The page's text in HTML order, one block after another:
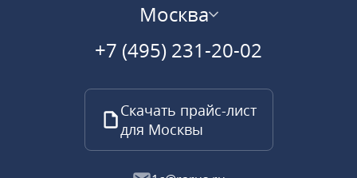
Москва
+7 (495) 231-20-02
Скачать прайс-лист
для Москвы